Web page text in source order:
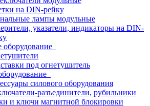
на DIN-рейку
лампы модульные
указатели, индикаторы на DIN-
под огнетушитель
силового оборудования
разъединители, рубильники
и ключи магнитной блокировки